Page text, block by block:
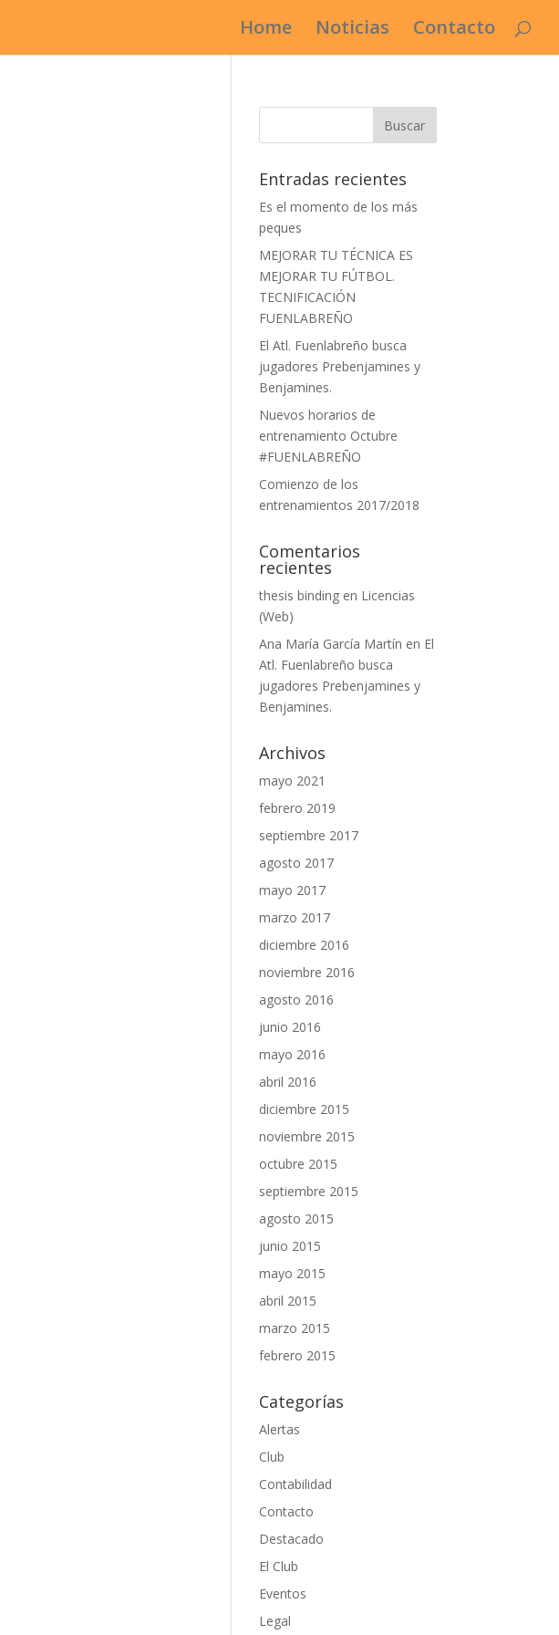
Home Noticias Contacto
Entradas recientes
Es el momento de los más
peques
MEJORAR TU TÉCNICA ES
MEJORAR TU FÚTBOL.
TECNIFICACIÓN
FUENLABREÑO
El Atl. Fuenlabreño busca
jugadores Prebenjamines y
Benjamines.
Nuevos horarios de
entrenamiento Octubre
#FUENLABREÑO
Comienzo de los
entrenamientos 2017/2018
Comentarios
recientes
thesis binding en Licencias
(Web)
Ana María García Martín en El
Atl. Fuenlabreño busca
jugadores Prebenjamines y
Benjamines.
Archivos
mayo 2021
febrero 2019
septiembre 2017
agosto 2017
mayo 2017
marzo 2017
diciembre 2016
noviembre 2016
agosto 2016
junio 2016
mayo 2016
abril 2016
diciembre 2015
noviembre 2015
octubre 2015
septiembre 2015
agosto 2015
junio 2015
mayo 2015
abril 2015
marzo 2015
febrero 2015
Categorías
Alertas
Club
Contabilidad
Contacto
Destacado
El Club
Eventos
Legal